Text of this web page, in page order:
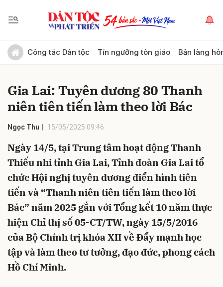
Công tác Dân tộc Tín ngưỡng tôn giáo Bản làng
Gia Lai: Tuyên dương 80 Thanh
niên tiên tiến làm theo lời Bác
Ngọc Thu 15/05/2025 09:46
Ngày 14/5, tại Trung tâm hoạt động Thanh
Thiếu nhi tỉnh Gia Lai, Tỉnh đoàn Gia Lai tổ
chức Hội nghị tuyên dương điển hình tiên
tiến và “Thanh niên tiên tiến làm theo lời
Bác” năm 2025 gắn với Tổng kết 10 năm thực
hiện Chỉ thị số 05-CT/TW, ngày 15/5/2016
của Bộ Chính trị khóa XII về Đẩy mạnh học
tập và làm theo tư tưởng, đạo đức, phong cách
Hồ Chí Minh.
Gửi bình luận
Hủy Gửi